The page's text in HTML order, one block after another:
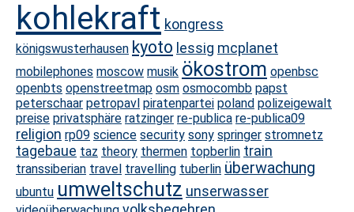
kohlekraft kongress
königswusterhausen kyoto lessig mcplanet
mobilephones moscow musik ökostrom openbsc
openbts openstreetmap osm osmocombb papst
peterschaar petropavl piratenpartei poland polizeigewalt
preise privatsphäre ratzinger re-publica re-publica09
religion rp09 science security sony springer stromnetz
tagebaue taz theory thermen topberlin train
transsiberian travel travelling tuberlin überwachung
ubuntu umweltschutz unserwasser